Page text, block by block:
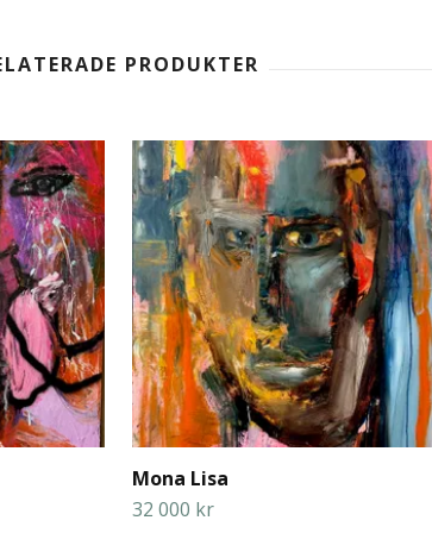
Mona Lisa
32 000 kr